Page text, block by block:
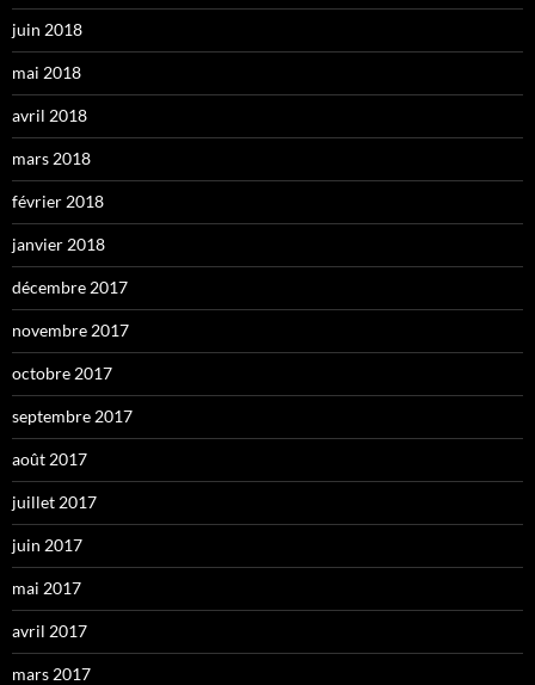
juin 2018
mai 2018
avril 2018
mars 2018
février 2018
janvier 2018
décembre 2017
novembre 2017
octobre 2017
septembre 2017
août 2017
juillet 2017
juin 2017
mai 2017
avril 2017
mars 2017